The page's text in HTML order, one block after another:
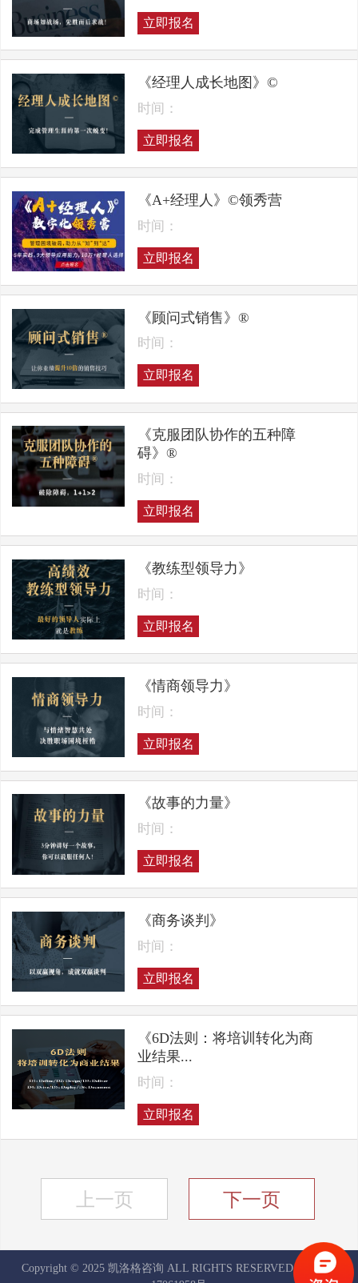
立即报名
《经理人成长地图》©
时间：
立即报名
《A+经理人》©领秀营
时间：
立即报名
《顾问式销售》®
时间：
立即报名
《克服团队协作的五种障
碍》®
时间：
立即报名
《教练型领导力》
时间：
立即报名
《情商领导力》
时间：
立即报名
《故事的力量》
时间：
立即报名
《商务谈判》
时间：
立即报名
《6D法则：将培训转化为商
业结果...
时间：
立即报名
上一页 下一页
Copyright © 2025 凯洛格咨询 ALL RIGHTS RESERVED
京ICP备